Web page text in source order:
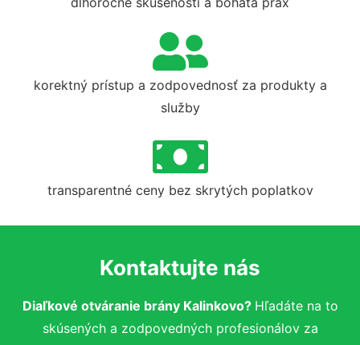
korektný prístup a zodpovednosť za produkty a
služby
transparentné ceny bez skrytých poplatkov
Kontaktujte nás
Diaľkové otváranie brány Kalinkovo? Hľadáte na to
skúsených a zodpovedných profesionálov za